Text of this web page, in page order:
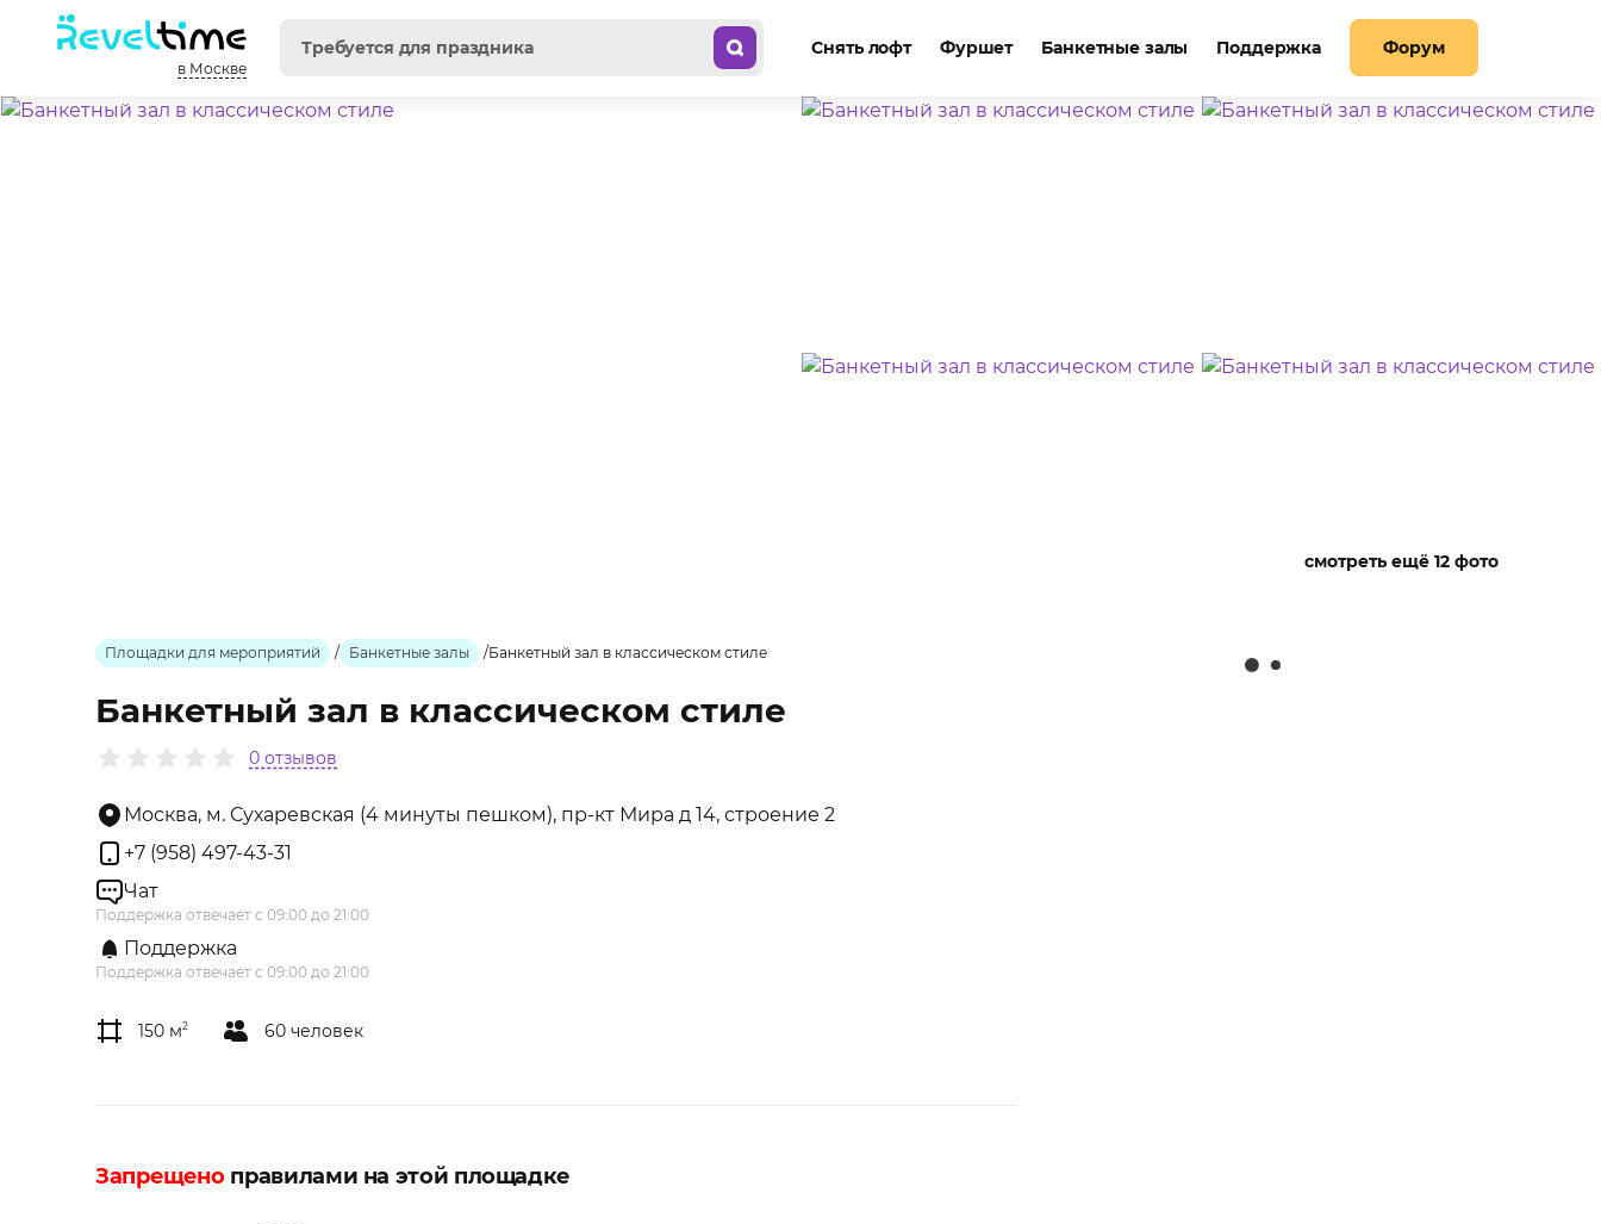
в Москве
Снять лофт Фуршет Банкетные залы Поддержка Форум
смотреть ещё 12 фото
Площадки для мероприятий / Банкетные залы /Банкетный зал в классическом стиле
Банкетный зал в классическом стиле
0 отзывов
Москва, м. Сухаревская (4 минуты пешком), пр-кт Мира д 14, строение 2
+7 (958) 497-43-31
Чат
Поддержка отвечает с 09:00 до 21:00
Поддержка
Поддержка отвечает с 09:00 до 21:00
150 м2 60 человек
Запрещеноправилами на этой площадке